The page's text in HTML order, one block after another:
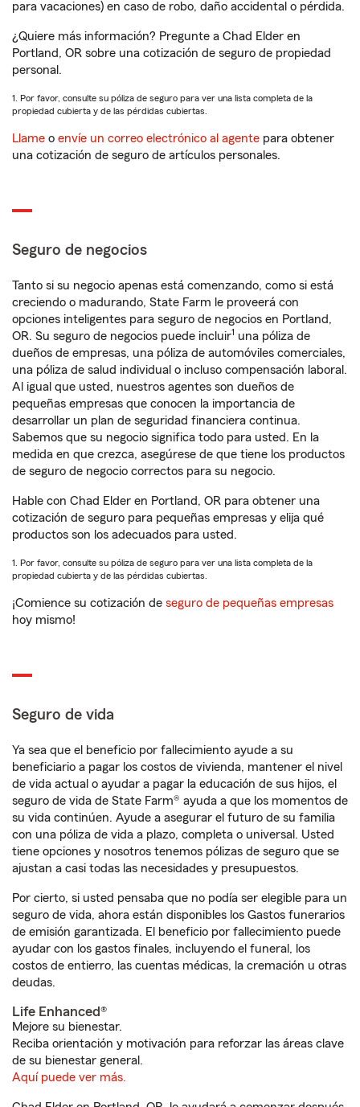
para vacaciones) en caso de robo, daño accidental o pérdida.
¿Quiere más información? Pregunte a Chad Elder en
Portland, OR sobre una cotización de seguro de propiedad
personal.
1. Por favor, consulte su póliza de seguro para ver una lista completa de la
propiedad cubierta y de las pérdidas cubiertas.
Llame o envíe un correo electrónico al agente para obtener
una cotización de seguro de artículos personales.
Seguro de negocios
Tanto si su negocio apenas está comenzando, como si está
creciendo o madurando, State Farm le proveerá con
opciones inteligentes para seguro de negocios en Portland,
OR. Su seguro de negocios puede incluir1 una póliza de
dueños de empresas, una póliza de automóviles comerciales,
una póliza de salud individual o incluso compensación laboral.
Al igual que usted, nuestros agentes son dueños de
pequeñas empresas que conocen la importancia de
desarrollar un plan de seguridad financiera continua.
Sabemos que su negocio significa todo para usted. En la
medida en que crezca, asegúrese de que tiene los productos
de seguro de negocio correctos para su negocio.
Hable con Chad Elder en Portland, OR para obtener una
cotización de seguro para pequeñas empresas y elija qué
productos son los adecuados para usted.
1. Por favor, consulte su póliza de seguro para ver una lista completa de la
propiedad cubierta y de las pérdidas cubiertas.
¡Comience su cotización de seguro de pequeñas empresas
hoy mismo!
Seguro de vida
Ya sea que el beneficio por fallecimiento ayude a su
beneficiario a pagar los costos de vivienda, mantener el nivel
de vida actual o ayudar a pagar la educación de sus hijos, el
seguro de vida de State Farm® ayuda a que los momentos de
su vida continúen. Ayude a asegurar el futuro de su familia
con una póliza de vida a plazo, completa o universal. Usted
tiene opciones y nosotros tenemos pólizas de seguro que se
ajustan a casi todas las necesidades y presupuestos.
Por cierto, si usted pensaba que no podía ser elegible para un
seguro de vida, ahora están disponibles los Gastos funerarios
de emisión garantizada. El beneficio por fallecimiento puede
ayudar con los gastos finales, incluyendo el funeral, los
costos de entierro, las cuentas médicas, la cremación u otras
deudas.
Life Enhanced®
Mejore su bienestar.
Reciba orientación y motivación para reforzar las áreas clave
de su bienestar general.
Aquí puede ver más.